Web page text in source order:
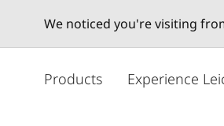
We noticed you're visiting
Products Experience